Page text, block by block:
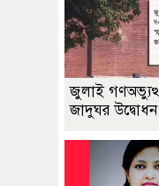
জুলাই
জাদুঘর